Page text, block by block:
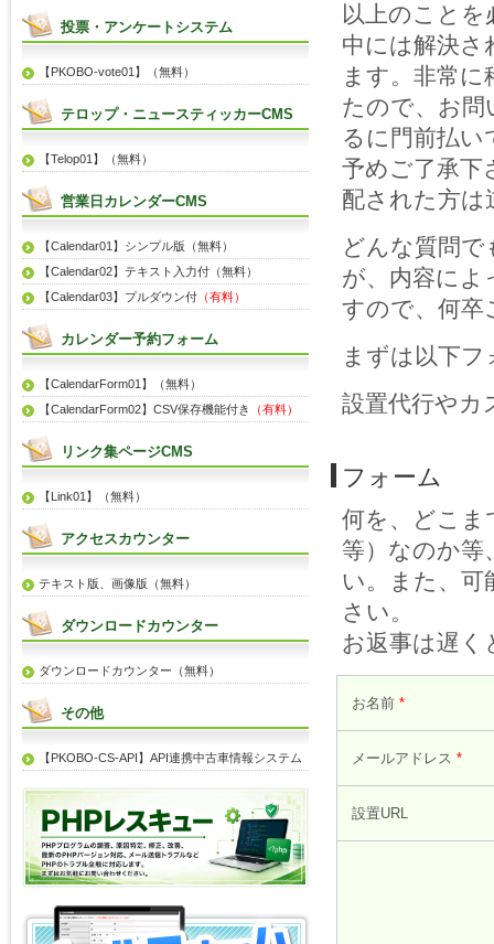
以上のこと
中には解決
ます。非常
たので、お問
るに門前払
予めご了承
配された方は
どんな質問
が、内容に
すので、何卒
まずは以下
設置代行やカ
フォーム
何を、どこま
等）なのか等
い。また、可
さい。
お返事は遅く
お名前 *
メールアドレス *
設置URL
投票・アンケートシステム
【PKOBO-vote01】（無料）
テロップ・ニュースティッカーCMS
【Telop01】（無料）
営業日カレンダーCMS
【Calendar01】シンプル版（無料）
【Calendar02】テキスト入力付（無料）
【Calendar03】プルダウン付 （有料）
カレンダー予約フォーム
【CalendarForm01】（無料）
【CalendarForm02】CSV保存機能付き
（有料）
リンク集ページCMS
【Link01】（無料）
アクセスカウンター
テキスト版、画像版（無料）
ダウンロードカウンター
ダウンロードカウンター（無料）
その他
【PKOBO-CS-API】API連携中古車情報システム